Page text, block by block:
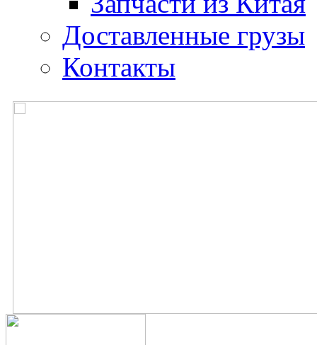
Доставленные грузы
Контакты